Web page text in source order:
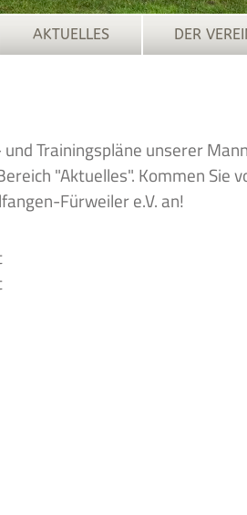
AKTUELLES DER
Trainingspläne unserer
"Aktuelles". Kommen Sie
Fürweiler e.V. an!